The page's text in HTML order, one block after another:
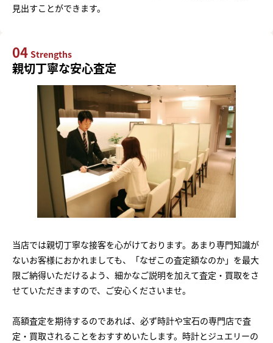
見出すことができます。
04 Strengths
親切丁寧な安心査定
当店では親切丁寧な接客を心がけております。あまり専門知識が
ないお客様におかれましても、「なぜこの査定額なのか」を最大
限ご納得いただけるよう、細かなご説明を加えて査定・買取をさ
せていただきますので、ご安心くださいませ。
高額査定を期待するのであれば、必ず時計や宝石の専門店で査
定・買取されることをおすすめいたします。時計とジュエリーの